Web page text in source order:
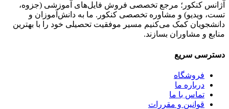
آژانس کنکور؛ مرجع تخصصی فروش فایل‌های آموزشی (جزوه،
تست، ویدیو) و مشاوره تخصصی کنکور. ما به دانش‌آموزان و
دانشجویان کمک می‌کنیم مسیر موفقیت تحصیلی خود را با بهترین
منابع و مشاوران بسازند.
دسترسی سریع
فروشگاه
درباره ما
تماس با ما
قوانین و مقررات